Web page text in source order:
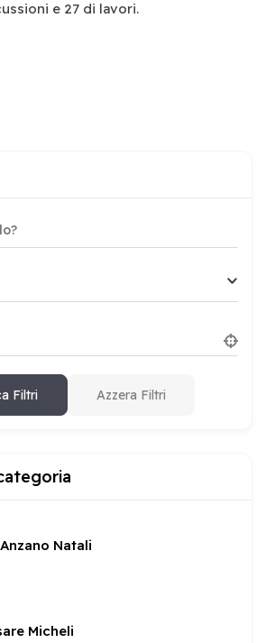
e 27 di lavori.
Filtri Azzera Filtri
Natali
Micheli